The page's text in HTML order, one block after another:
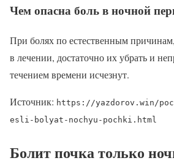
Чем опасна боль в ночной
При болях по естественным
в лечении, достаточно их убрать и
течением времени исчезнут.
Источник: https://yazdorov.win/
esli-bolyat-nochyu-pochki.html
Болит почка только